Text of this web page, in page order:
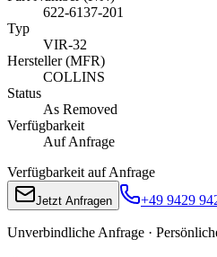
622-6137-201
Typ
VIR-32
Hersteller (MFR)
COLLINS
Status
As Removed
Verfügbarkeit
Auf Anfrage
Verfügbarkeit auf Anfrage
Jetzt Anfragen +49 9429
Unverbindliche Anfrage ·